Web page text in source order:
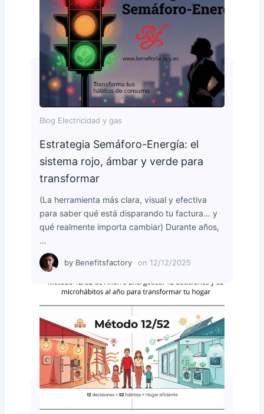
Blog Electricidad y gas
Estrategia Semáforo-Energía: el
sistema rojo, ámbar y verde para
transformar
(La herramienta más clara, visual y efectiva
para saber qué está disparando tu factura… y
qué realmente importa cambiar) Durante años,
…
by Benefitsfactory on 12/12/2025